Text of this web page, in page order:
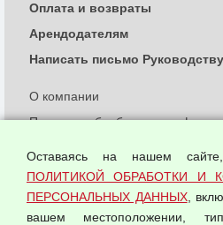
О компании
Политика обработки и
Согласием на обработку
Оферта оптовой купли-продажи
Публичная оферта
Оплата и возвраты
Арендодателям
Написать письмо Руководству
Оставаясь на нашем
ПОЛИТИКОЙ ОБРАБОТКИ И
ПЕРСОНАЛЬНЫХ ДАННЫХ,
вашем местоположении,